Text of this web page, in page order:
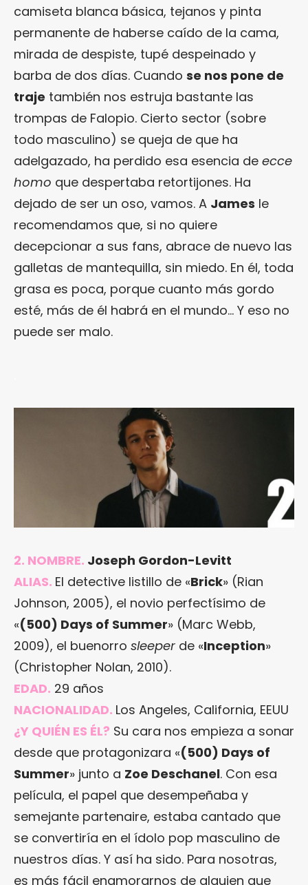
camiseta blanca básica, tejanos y pinta
permanente de haberse caído de la cama,
mirada de despiste, tupé despeinado y
barba de dos días. Cuando se nos pone de
traje también nos estruja bastante las
trompas de Falopio. Cierto sector (sobre
todo masculino) se queja de que ha
adelgazado, ha perdido esa esencia de ecce
homo que despertaba retortijones. Ha
dejado de ser un oso, vamos. A James le
recomendamos que, si no quiere
decepcionar a sus fans, abrace de nuevo las
galletas de mantequilla, sin miedo. En él, toda
grasa es poca, porque cuanto más gordo
esté, más de él habrá en el mundo… Y eso no
puede ser malo.
2. NOMBRE. Joseph Gordon-Levitt
ALIAS. El detective listillo de «Brick» (Rian
Johnson, 2005), el novio perfectísimo de
«(500) Days of Summer» (Marc Webb,
2009), el buenorro sleeper de «Inception»
(Christopher Nolan, 2010).
EDAD. 29 años
NACIONALIDAD. Los Angeles, California, EEUU
¿Y QUIÉN ES ÉL? Su cara nos empieza a sonar
desde que protagonizara «(500) Days of
Summer» junto a Zoe Deschanel. Con esa
película, el papel que desempeñaba y
semejante partenaire, estaba cantado que
se convertiría en el ídolo pop masculino de
nuestros días. Y así ha sido. Para nosotras,
es más fácil enamorarnos de alguien que